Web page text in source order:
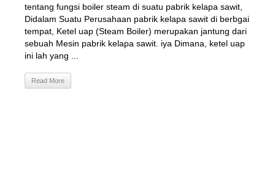
tentang fungsi boiler steam di suatu pabrik kelapa sawit,
Didalam Suatu Perusahaan pabrik kelapa sawit di berbgai
tempat, Ketel uap (Steam Boiler) merupakan jantung dari
sebuah Mesin pabrik kelapa sawit. iya Dimana, ketel uap
ini lah yang ...
Read More